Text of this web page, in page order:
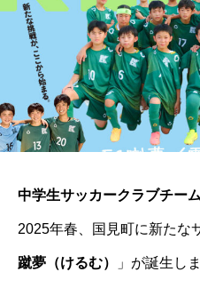
中学生サッカークラブチー
2025年春、国見町に新たな
蹴夢（けるむ） 」が誕生し